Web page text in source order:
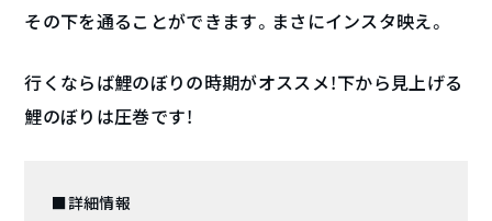
その下を通ることができます。まさにインスタ映え。
行くならば鯉のぼりの時期がオススメ！下から見上げる
鯉のぼりは圧巻です！
■詳細情報